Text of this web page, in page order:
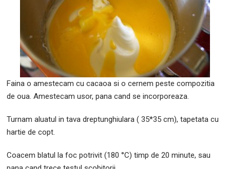
Faina o amestecam cu cacaoa si o cernem peste compozitia
de oua. Amestecam usor, pana cand se incorporeaza.
Turnam aluatul in tava dreptunghiulara ( 35*35 cm), tapetata cu
hartie de copt.
Coacem blatul la foc potrivit (180 °C) timp de 20 minute, sau